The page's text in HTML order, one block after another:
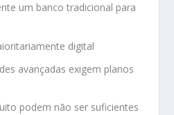
um banco tradicional para
digital
avançadas exigem planos
podem não ser suficientes